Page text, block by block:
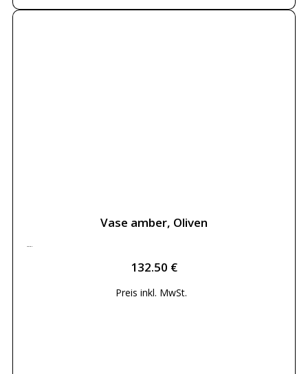
Vase amber, Oliven
132.50 €
132.50 €
Preis inkl. MwSt.